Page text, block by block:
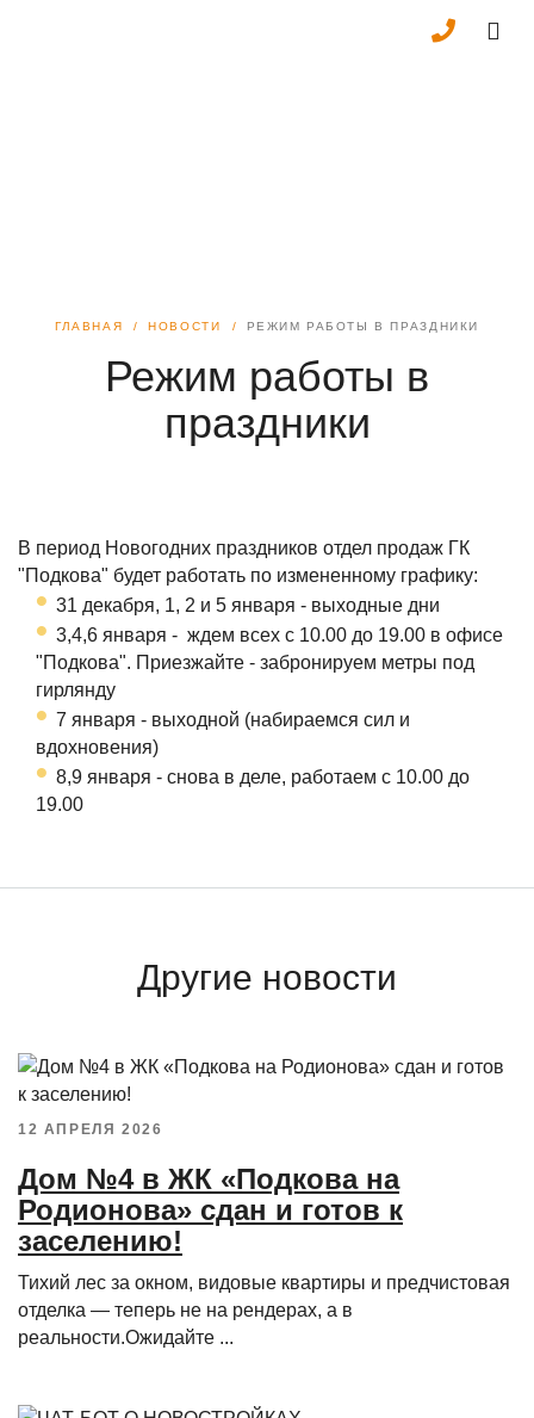
ГЛАВНАЯ НОВОСТИ РЕЖИМ РАБОТЫ В ПРАЗДНИКИ
Режим работы в
праздники
В период Новогодних праздников отдел продаж ГК
"Подкова" будет работать по измененному графику:
31 декабря, 1, 2 и 5 января - выходные дни
3,4,6 января - ждем всех с 10.00 до 19.00 в офисе
"Подкова". Приезжайте - забронируем метры под
гирлянду
7 января - выходной (набираемся сил и
вдохновения)
8,9 января - снова в деле, работаем с 10.00 до
19.00
Другие новости
12 АПРЕЛЯ 2026
Дом №4 в ЖК «Подкова на
Родионова» сдан и готов к
заселению!
Тихий лес за окном, видовые квартиры и предчистовая
отделка — теперь не на рендерах, а в
реальности.Ожидайте ...